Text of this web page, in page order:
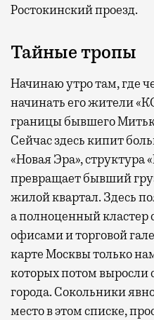
Ростокинский проезд.
Тайные тропы
Начинаю утро там, где
начинать его жители
границы бывшего
Сейчас здесь кипит
«Новая Эра»,
превращает бывший
жилой квартал. Здесь
а полноценный
офисами и торговой
карте Москвы только
которых потом
города. Сокольники
место в этом списке,